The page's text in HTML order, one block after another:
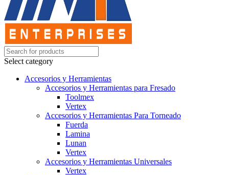
Select category
Accesorios y Herramientas
Accesorios y Herramientas para Fresado
Toolmex
Vertex
Accesorios y Herramientas Para Torneado
Fuerda
Lamina
Lunan
Vertex
Accesorios y Herramientas Universales
Vertex